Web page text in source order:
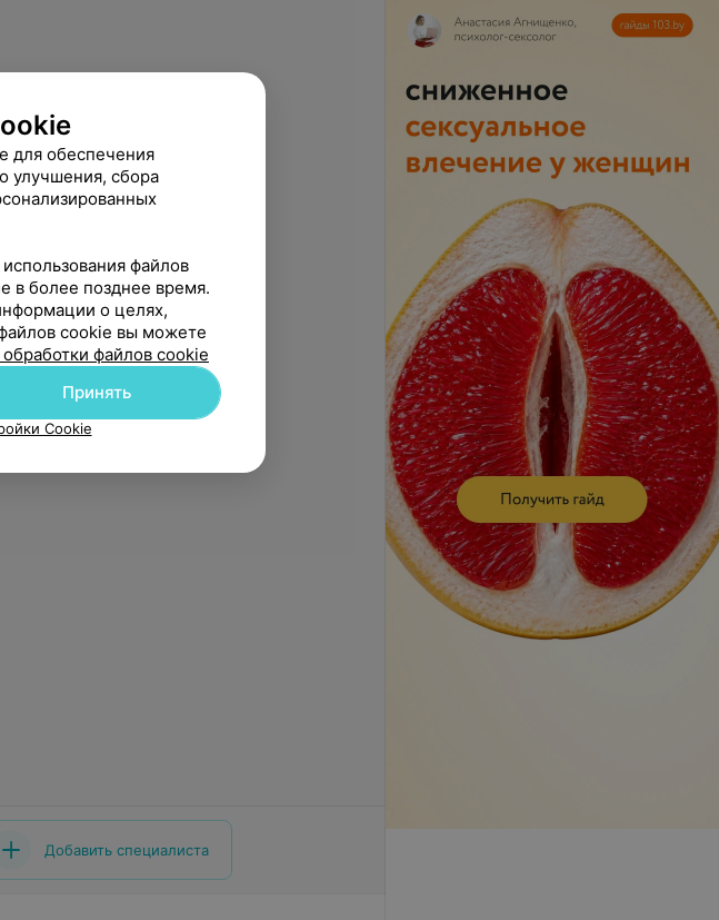
Добавить специалиста
для обеспечения
улучшения, сбора
файлов
в более позднее время.
о целях,
cookie вы можете
файлов cookie
Принять
Cookie